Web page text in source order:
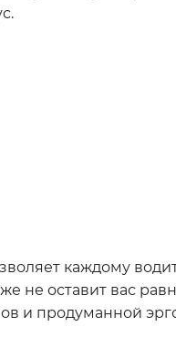
каждому
не оставит вас
и продуманной